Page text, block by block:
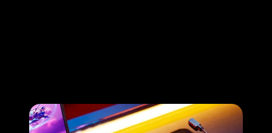
equipo deberán estar inscriptos en al menos
uno de los siguientes cursos.